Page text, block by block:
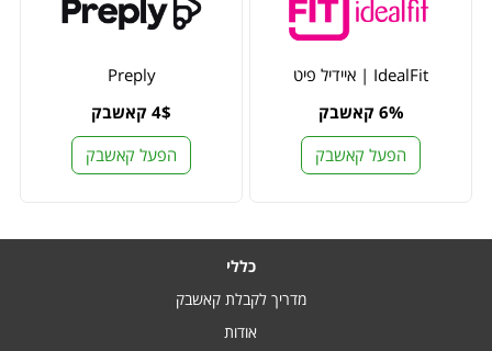
IdealFit | איידיל פיט
6% קאשבק
הפעל קאשבק
Preply
4$ קאשבק
הפעל קאשבק
כללי
מדריך לקבלת קאשבק
אודות